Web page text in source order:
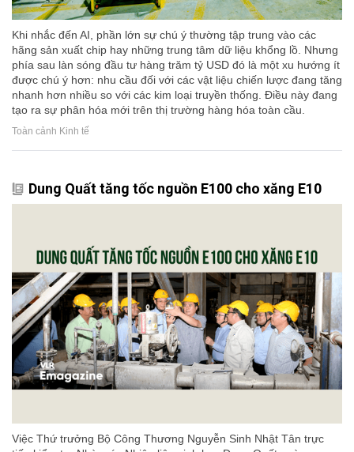
Khi nhắc đến AI, phần lớn sự chú ý thường tập trung vào các
hãng sản xuất chip hay những trung tâm dữ liệu khổng lồ. Nhưng
phía sau làn sóng đầu tư hàng trăm tỷ USD đó là một xu hướng ít
được chú ý hơn: nhu cầu đối với các vật liệu chiến lược đang tăng
nhanh hơn nhiều so với các kim loại truyền thống. Điều này đang
tạo ra sự phân hóa mới trên thị trường hàng hóa toàn cầu.
Toàn cảnh Kinh tế
Dung Quất tăng tốc nguồn E100 cho xăng E10
Việc Thứ trưởng Bộ Công Thương Nguyễn Sinh Nhật Tân trực